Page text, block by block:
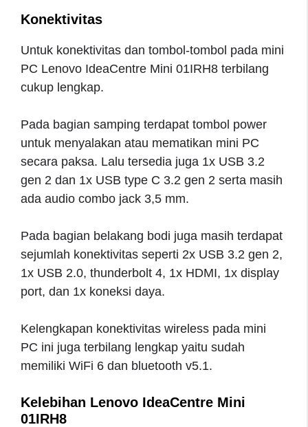
Konektivitas
Untuk konektivitas dan tombol-tombol pada mini
PC Lenovo IdeaCentre Mini 01IRH8 terbilang
cukup lengkap.
Pada bagian samping terdapat tombol power
untuk menyalakan atau mematikan mini PC
secara paksa. Lalu tersedia juga 1x USB 3.2
gen 2 dan 1x USB type C 3.2 gen 2 serta masih
ada audio combo jack 3,5 mm.
Pada bagian belakang bodi juga masih terdapat
sejumlah konektivitas seperti 2x USB 3.2 gen 2,
1x USB 2.0, thunderbolt 4, 1x HDMI, 1x display
port, dan 1x koneksi daya.
Kelengkapan konektivitas wireless pada mini
PC ini juga terbilang lengkap yaitu sudah
memiliki WiFi 6 dan bluetooth v5.1.
Kelebihan Lenovo IdeaCentre Mini
01IRH8